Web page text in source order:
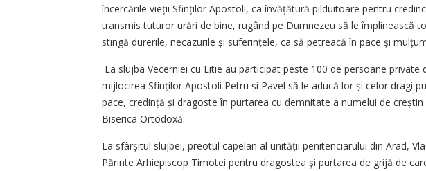
încercările vieții Sfinților Apostoli, ca învățătură pilduitoare pentru
transmis tuturor urări de bine, rugând pe Dumnezeu să le împlinească
stingă durerile, necazurile și suferințele, ca să petreacă în pace și
La slujba Vecerniei cu Litie au participat peste 100 de persoane
mijlocirea Sfinților Apostoli Petru și Pavel să le aducă lor și celor dragi
pace, cre­dință și dragoste în purtarea cu demnitate a numelui de
Biserica Ortodoxă.
La sfârșitul slujbei, preotul capelan al unității penitenciarului din Arad,
Părinte Arhiepiscop Timotei pentru dragostea şi purtarea de grijă de